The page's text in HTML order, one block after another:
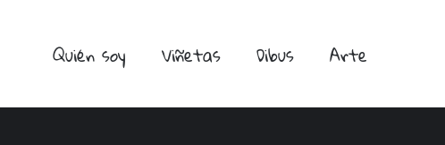
Quién soy Viñetas Dibus Arte